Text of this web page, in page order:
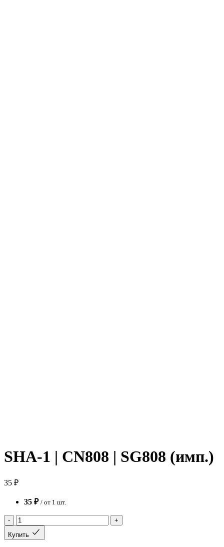
SHA-1 | CN808 | SG808 (имп.)
35 ₽
35 ₽ / от 1 шт.
-
+
Купить